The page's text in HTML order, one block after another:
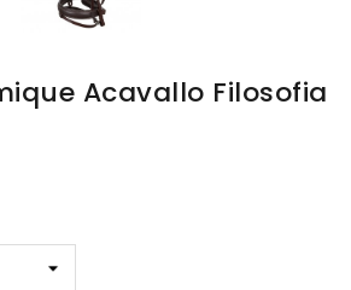
Acavallo Filosofia